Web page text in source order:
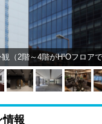
観（2階～4階がH¹Oフロア
情報